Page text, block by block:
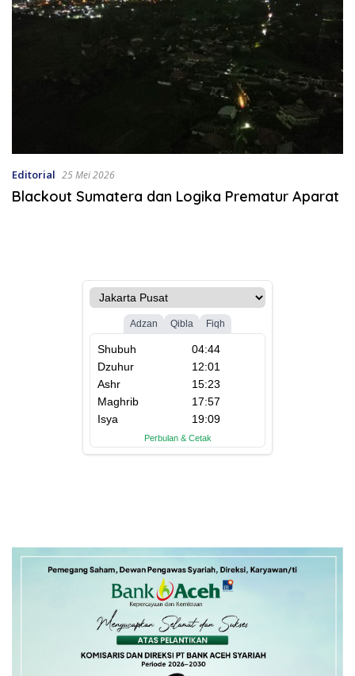
Editorial 25 Mei 2026
Blackout Sumatera dan Logika Prematur Aparat